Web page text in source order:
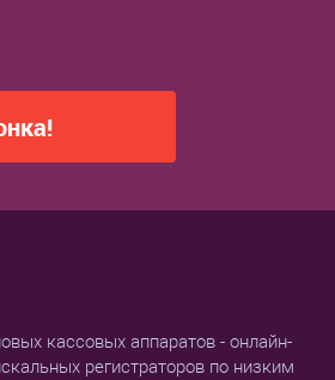
кассовых аппаратов - онлайн-
регистраторов по низким